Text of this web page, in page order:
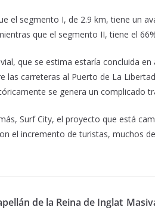
el segmento I, de 2.9 km, tiene un
que el segmento II, tiene el
que se estima estaría concluida
las carreteras al Puerto de La
se genera un complicado
Surf City, el proyecto que está
el incremento de turistas, muchos
de la Reina de Inglat